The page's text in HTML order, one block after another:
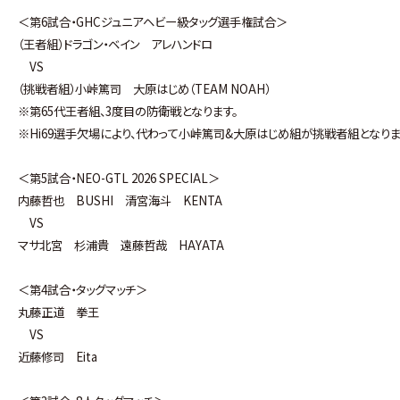
＜第6試合・GHCジュニアヘビー級タッグ選手権試合＞
（王者組）ドラゴン・ベイン アレハンドロ
VS
（挑戦者組）小峠篤司 大原はじめ（TEAM NOAH）
※第65代王者組、3度目の防衛戦となります。
※Hi69選手欠場により、代わって小峠篤司&大原はじめ組が挑戦者組となりま
＜第5試合・NEO-GTL 2026 SPECIAL＞
内藤哲也 BUSHI 清宮海斗 KENTA
VS
マサ北宮 杉浦貴 遠藤哲哉 HAYATA
＜第4試合・タッグマッチ＞
丸藤正道 拳王
VS
近藤修司 Eita